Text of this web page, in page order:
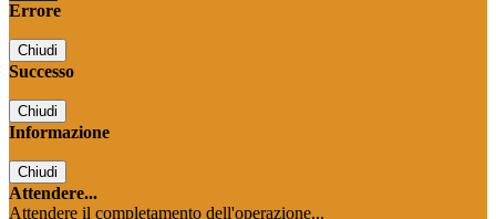
Errore
Chiudi
Successo
Chiudi
Informazione
Chiudi
Attendere...
Attendere il completamento dell'operazione...